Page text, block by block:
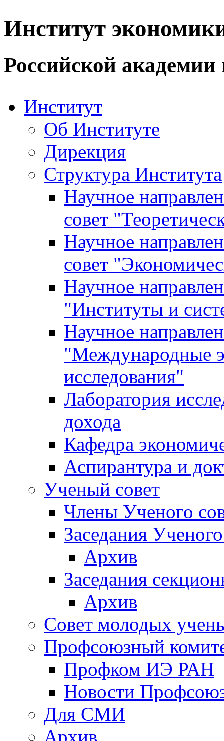
Институт
Российской академии
Институт
Об Институте
Дирекция
Структура Института
Научное
совет
Научное
совет
Научное
"Институты и
Научное
"Международные
исследования"
Лаборатория
дохода
Кафедра
Аспирантура и
Ученый совет
Члены Ученого
Заседания
Архив
Заседания
Архив
Совет молодых
Профсоюзный
Профком ИЭ РАН
Новости
Для СМИ
Архив